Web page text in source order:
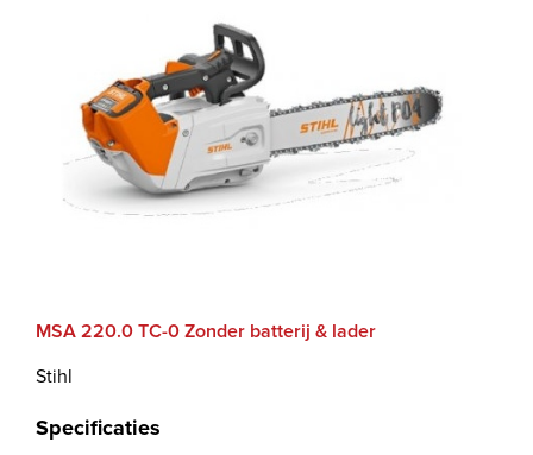
MSA 220.0 TC-0 Zonder batterij & lader
Stihl
Specificaties